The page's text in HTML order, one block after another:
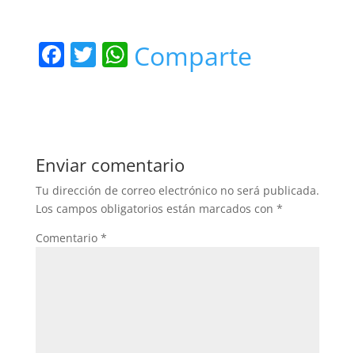
F
b
o
o
k
T W
A
p
p
Comparte
Enviar comentario
Tu dirección de correo electrónico no será publicada.
Los campos obligatorios están marcados con *
Comentario *